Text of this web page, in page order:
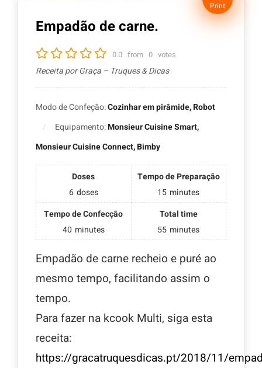
Print
Empadão de carne.
0.0 from 0 votes
Receita por Graça – Truques & Dicas
Modo de Confeção:Cozinhar em pirâmide, Robot
Equipamento:Monsieur Cuisine Smart,
Monsieur Cuisine Connect, Bimby
Doses
6 doses
Tempo de Preparação
15 minutes
Tempo de Confecção
40 minutes
Total time
55 minutes
Empadão de carne recheio e puré ao
mesmo tempo, facilitando assim o
tempo.
Para fazer na kcook Multi, siga esta
receita:
https://gracatruquesdicas.pt/2018/11/